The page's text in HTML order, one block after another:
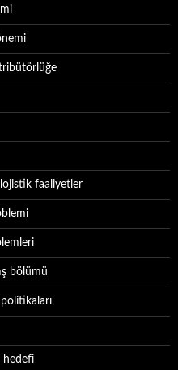
faaliyetler
bölümü
hedefi